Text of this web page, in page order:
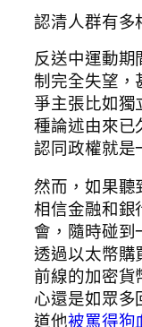
認清人群有多
反送中運動期
制完全失望，
爭主張比如獨
種論述由來已
認同政權就是
然而，如果聽
相信金融和銀
會，隨時碰到
透過以太幣購
前線的加密貨
心還是如眾多
道他被罵得狗